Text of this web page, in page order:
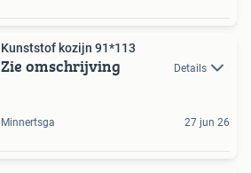
Kunststof kozijn 91*113
Zie omschrijving Details
Minnertsga 27 jun 26